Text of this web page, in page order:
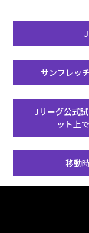
サンフレッ
Jリーグ公式
ット上
移動